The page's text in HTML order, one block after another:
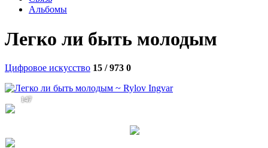
Альбомы
Легко ли быть молодым
Цифровое искусство 15 / 973 0
147